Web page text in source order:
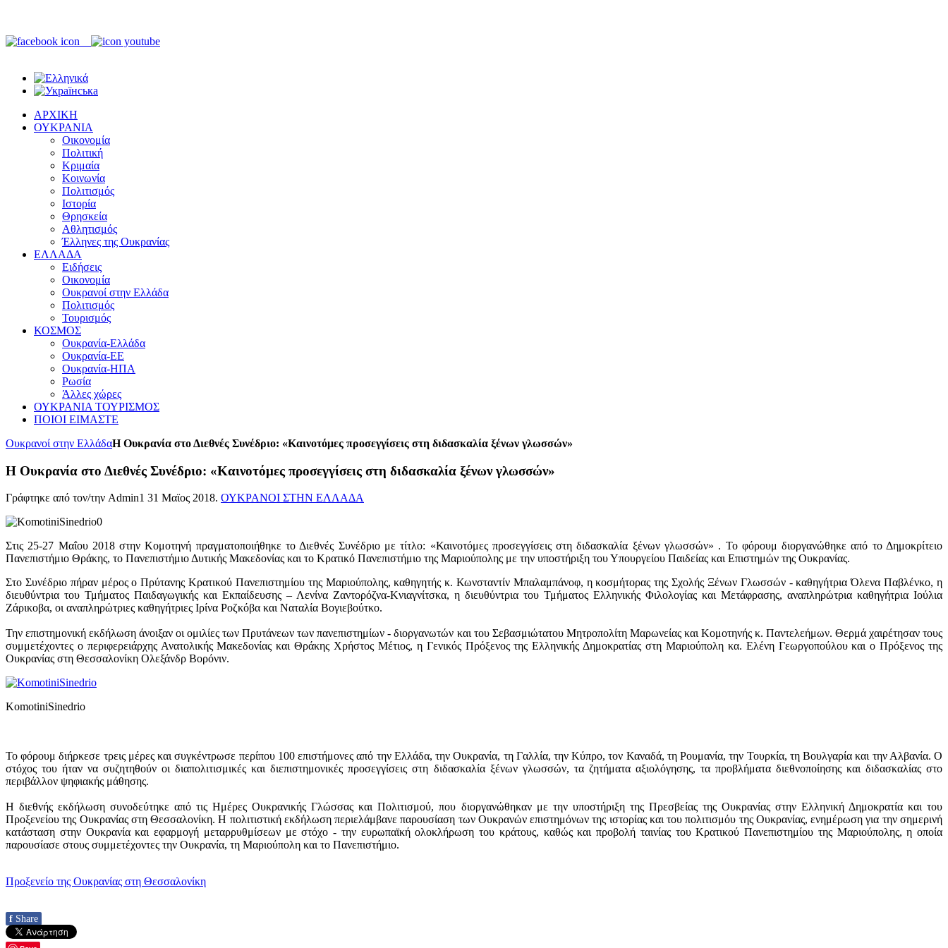
ΑΡΧΙΚΗ
ΟΥΚΡΑΝΙΑ
Οικονομία
Πολιτική
Κριμαία
Κοινωνία
Πολιτισμός
Ιστορία
Θρησκεία
Αθλητισμός
Έλληνες της Ουκρανίας
ΕΛΛΑΔΑ
Ειδήσεις
Οικονομία
Ουκρανοί στην Ελλάδα
Πολιτισμός
Τουρισμός
ΚΟΣΜΟΣ
Ουκρανία-Ελλάδα
Ουκρανία-ΕΕ
Ουκρανία-ΗΠΑ
Ρωσία
Άλλες χώρες
ΟΥΚΡΑΝΙΑ ΤΟΥΡΙΣΜΟΣ
ΠΟΙΟΙ ΕΙΜΑΣΤΕ
Ουκρανοί στην ΕλλάδαΗ Ουκρανία στο Διεθνές Συνέδριο: «Καινοτόμες προσεγγίσεις στη διδασκαλία ξένων γλωσσών»
Η Ουκρανία στο Διεθνές Συνέδριο: «Καινοτόμες προσεγγίσεις στη διδασκαλία ξένων γλωσσών»
Γράφτηκε από τον/την Admin1 31 Μαϊος 2018. ΟΥΚΡΑΝΟΙ ΣΤΗΝ ΕΛΛΑΔΑ
Στις 25-27 Μαΐου 2018 στην Κομοτηνή πραγματοποιήθηκε το Διεθνές Συνέδριο με τίτλο: «Καινοτόμες προσεγγίσεις στη διδασκαλία ξένων γλωσσών» . Το φόρουμ διοργανώθηκε από το Δημοκρίτειο
Πανεπιστήμιο Θράκης, το Πανεπιστήμιο Δυτικής Μακεδονίας και το Κρατικό Πανεπιστήμιο της Μαριούπολης με την υποστήριξη του Υπουργείου Παιδείας και Επιστημών της Ουκρανίας.
Στο Συνέδριο πήραν μέρος ο Πρύτανης Κρατικού Πανεπιστημίου της Μαριούπολης, καθηγητής κ. Κωνσταντίν Μπαλαμπάνοφ, η κοσμήτορας της Σχολής Ξένων Γλωσσών - καθηγήτρια Όλενα Παβλένκο, η
διευθύντρια του Τμήματος Παιδαγωγικής και Εκπαίδευσης – Λενίνα Ζαντορόζνα-Κνιαγνίτσκα, η διευθύντρια του Τμήματος Ελληνικής Φιλολογίας και Μετάφρασης, αναπληρώτρια καθηγήτρια Ιούλια
Ζάρικοβα, οι αναπληρώτριες καθηγήτριες Ιρίνα Ροζκόβα και Ναταλία Βογιεβούτκο.
Την επιστημονική εκδήλωση άνοιξαν οι ομιλίες των Πρυτάνεων των πανεπιστημίων - διοργανωτών και του Σεβασμιώτατου Μητροπολίτη Μαρωνείας και Κομοτηνής κ. Παντελεήμων. Θερμά χαιρέτησαν τους
συμμετέχοντες ο περιφερειάρχης Ανατολικής Μακεδονίας και Θράκης Χρήστος Μέτιος, η Γενικός Πρόξενος της Ελληνικής Δημοκρατίας στη Μαριούπολη κα. Ελένη Γεωργοπούλου και ο Πρόξενος της
Ουκρανίας στη Θεσσαλονίκη Ολεξάνδρ Βορόνιν.
KomotiniSinedrio
Το φόρουμ διήρκεσε τρεις μέρες και συγκέντρωσε περίπου 100 επιστήμονες από την Ελλάδα, την Ουκρανία, τη Γαλλία, την Κύπρο, τον Καναδά, τη Ρουμανία, την Τουρκία, τη Βουλγαρία και την Αλβανία. Ο
στόχος του ήταν να συζητηθούν οι διαπολιτισμικές και διεπιστημονικές προσεγγίσεις στη διδασκαλία ξένων γλωσσών, τα ζητήματα αξιολόγησης, τα προβλήματα διεθνοποίησης και διδασκαλίας στο
περιβάλλον ψηφιακής μάθησης.
Η διεθνής εκδήλωση συνοδεύτηκε από τις Ημέρες Ουκρανικής Γλώσσας και Πολιτισμού, που διοργανώθηκαν με την υποστήριξη της Πρεσβείας της Ουκρανίας στην Ελληνική Δημοκρατία και του
Προξενείου της Ουκρανίας στη Θεσσαλονίκη. Η πολιτιστική εκδήλωση περιελάμβανε παρουσίαση των Ουκρανών επιστημόνων της ιστορίας και του πολιτισμόυ της Ουκρανίας, ενημέρωση για την σημερινή
κατάσταση στην Ουκρανία και εφαρμογή μεταρρυθμίσεων με στόχο - την ευρωπαϊκή ολοκλήρωση του κράτους, καθώς και προβολή ταινίας του Κρατικού Πανεπιστημίου της Μαριούπολης, η οποία
παρουσίασε στους συμμετέχοντες την Ουκρανία, τη Μαριούπολη και το Πανεπιστήμιο.
Προξενείο της Ουκρανίας στη Θεσσαλονίκη
f Share